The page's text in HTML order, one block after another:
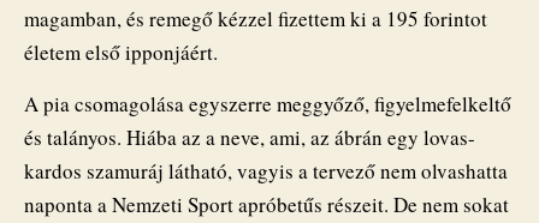
magamban, és remegő kézzel fizettem ki a 195 forintot
életem első ipponjáért.
A pia csomagolása egyszerre meggyőző, figyelmefelkeltő
és talányos. Hiába az a neve, ami, az ábrán egy lovas-
kardos szamuráj látható, vagyis a tervező nem olvashatta
naponta a Nemzeti Sport apróbetűs részeit. De nem sokat